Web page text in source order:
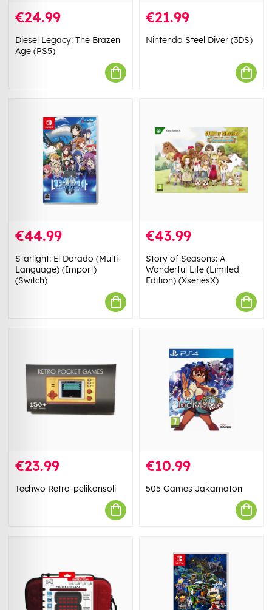
€24.99
Diesel Legacy: The Brazen
Age (PS5)
€21.99
Nintendo Steel Diver (3DS)
€44.99
Starlight: El Dorado (Multi-
Language) (Import)
(Switch)
€43.99
Story of Seasons: A
Wonderful Life (Limited
Edition) (XseriesX)
€23.99
Techwo Retro-pelikonsoli
€10.99
505 Games Jakamaton